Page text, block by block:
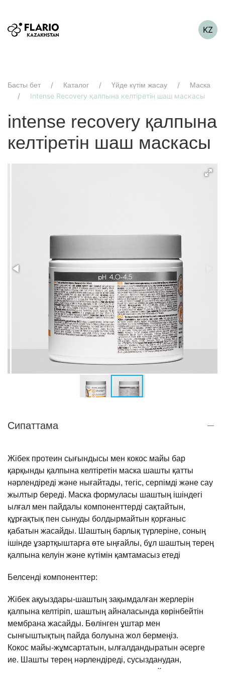
KZ
Басты бет Каталог Үйде күтім жасау Маска
Intense Recovery қалпына келтіретін шаш маскасы
intense recovery қалпына
келтіретін шаш маскасы
Сипаттама
Жібек протеин сығындысы мен кокос майы бар
қарқынды қалпына келтіретін маска шашты қатты
нәрлендіреді және нығайтады, тегіс, серпімді және сау
жылтыр береді. Маска формуласы шаштың ішіндегі
ылғал мен пайдалы компоненттерді сақтайтын,
құрғақтық пен сынуды болдырмайтын қорғаныс
қабатын жасайды. Шаштың барлық түрлеріне, соның
ішінде ұзартқыштарға өте ыңғайлы, бұл шаштың терең
қалпына келуін және күтімін қамтамасыз етеді
Белсенді компоненттер:
Жібек ақуыздары-шаштың зақымдалған жерлерін
қалпына келтіріп, шаштың айналасында көрінбейтін
мембрана жасайды. Бөлінген ұштар мен
сынғыштықтың пайда болуына жол бермеңіз.
Кокос майы-жұмсартатын, ылғалдандыратын әсерге
ие. Шашты терең нәрлендіреді, сусызданудан,
сынғыштықтан және құрғақтықтан қорғайды.